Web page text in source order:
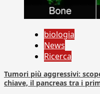
biologia
News
Ricerca
Tumori più aggressivi:
chiave, il pancreas tra i